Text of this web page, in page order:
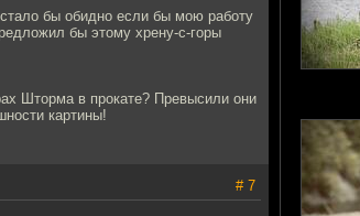
стало бы обидно если бы мою работу
бы этому хрену-с-горы
Шторма в прокате? Превысили они
картины!
# 7